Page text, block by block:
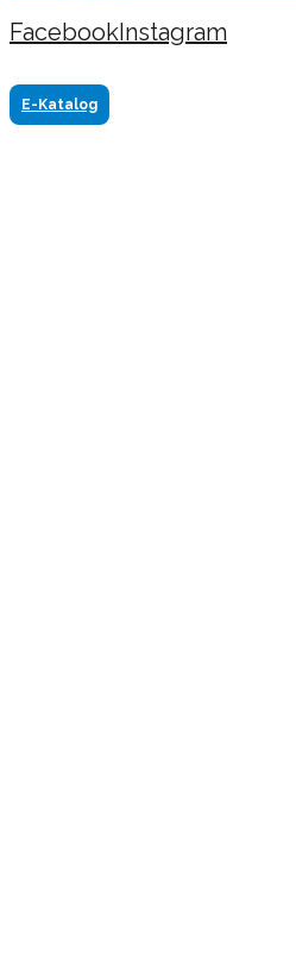
FacebookInstagram
www.akasyareklam.com
E-Katalog